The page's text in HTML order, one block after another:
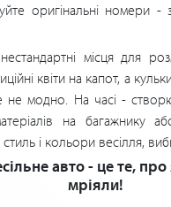
оригінальні номери -
місця для
квіти на капот, а
модно. На часі -
на багажнику
і кольори весілля,
авто - це те,
мріяли!